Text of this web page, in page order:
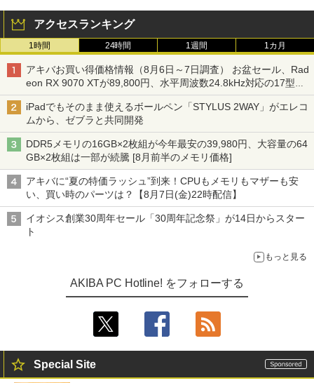
アクセスランキング
1時間 24時間 1週間 1カ月
アキバお買い得価格情報（8月6日～7日調査） お盆セール、Rad
eon RX 9070 XTが89,800円、水平周波数24.8kHz対応の17型モ
ニターが9,801円、暑さ指数連動セール ほか
iPadでもそのまま使えるボールペン「STYLUS 2WAY」がエレコ
ムから、ゼブラと共同開発
DDR5メモリの16GB×2枚組が今年最安の39,980円、大容量の64
GB×2枚組は一部が続騰 [8月前半のメモリ価格]
アキバに“夏の特価ラッシュ”到来！CPUもメモリもマザーも安
い、買い時のパーツは？【8月7日(金)22時配信】
イオシス創業30周年セール「30周年記念祭」が14日からスター
ト
もっと見る
AKIBA PC Hotline! をフォローする
Special Site